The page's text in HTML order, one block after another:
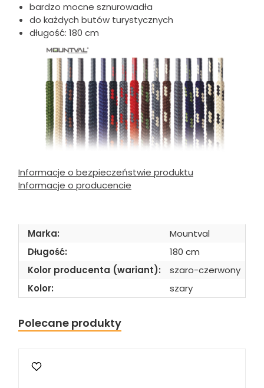
bardzo mocne sznurowadła
do każdych butów turystycznych
długość: 180 cm
Informacje o bezpieczeństwie produktu
Informacje o producencie
Marka:
Mountval
Długość:
180 cm
Kolor producenta (wariant):
szaro-czerwony
Kolor:
szary
Polecane produkty